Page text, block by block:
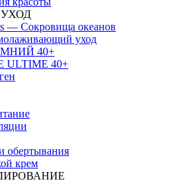
— Сокровища океанов
уход
40+
40+
обертывания
крем